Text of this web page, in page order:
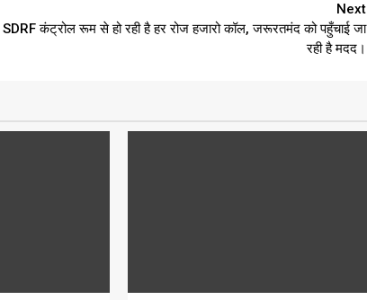
Next
SDRF कंट्रोल रूम से हो रही है हर रोज हजारो कॉल, जरूरतमंद को पहुँचाई जा
रही है मदद।